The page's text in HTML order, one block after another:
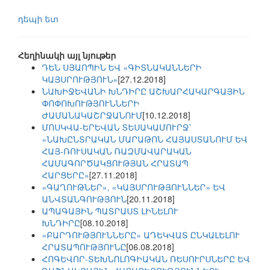
դեպի ետ
Հեղինակի այլ նյութեր
ԴԵՆ ՍՅԱՈՊԻՆ ԵՎ «ԳԻՏՆԱԿԱՆՆԵՐԻ
ԿԱՅՍՐՈՒԹՅՈՒՆ»[27.12.2018]
ՆԱԽԻՋԵՎԱՆԻ ԽՆԴԻՐԸ ԱՇԽԱՐՀԱԿԱՐԳԱՅԻՆ
ՓՈՓՈԽՈՒԹՅՈՒՆՆԵՐԻ
ԺԱՄԱՆԱԿԱՇՐՋԱՆՈՒՄ[10.12.2018]
ՄՈՍԿՎԱ-ԵՐԵՎԱՆ ՏԵՍԱԿԱՄՈՒՐՋ՝
«ՆԱԽԸՆՏՐԱԿԱՆ ՄԱՐԱԹՈՆ ՀԱՅԱՍՏԱՆՈՒՄ ԵՎ
ՀԱՅ-ՌՈՒՍԱԿԱՆ ՌԱԶՄԱՎԱՐԱԿԱՆ
ՀԱՄԱԳՈՐԾԱԿՑՈՒԹՅԱՆ ՀՐԱՏԱՊ
ՀԱՐՑԵՐԸ»[27.11.2018]
«ԳԱՂՈՒԹՆԵՐ», «ԿԱՅՍՐՈՒԹՅՈՒՆՆԵՐ» ԵՎ
ԱՆՎՏԱՆԳՈՒԹՅՈՒՆ[20.11.2018]
ԱՊԱԳԱՅԻՆ ՊԱՏՐԱՍՏ ԼԻՆԵԼՈՒ
ԽՆԴԻՐԸ[08.10.2018]
«ԲԱՐԴՈՒԹՅՈՒՆՆԵՐԸ» ԱԴԵԿՎԱՏ ԸՆԿԱԼԵԼՈՒ
ՀՐԱՏԱՊՈՒԹՅՈՒՆԸ[06.08.2018]
ՀՈԳԵՎՈՐ-ՏԵԽՆՈԼՈԳԻԱԿԱՆ ՌԵՍՈՒՐՍՆԵՐԸ ԵՎ